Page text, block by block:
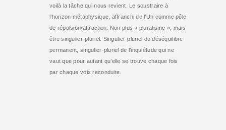
voilà la tâche qui nous revient. Le soustraire à
l’horizon métaphysique, affranchi de l’Un comme pôle
de répulsion/attraction. Non plus « pluralisme », mais
être singulier-pluriel. Singulier-pluriel du déséquilibre
permanent, singulier-pluriel de l’inquiétude qui ne
vaut que pour autant qu’elle se trouve chaque fois
par chaque voix reconduite.